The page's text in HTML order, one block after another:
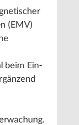
(EMV)
beim Ein-